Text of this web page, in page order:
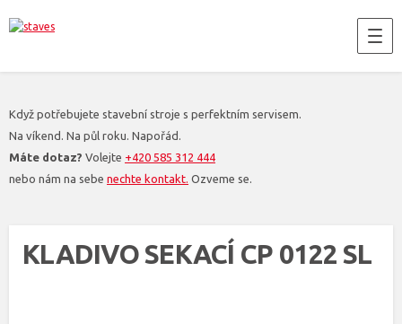
Když potřebujete stavební stroje s perfektním servisem.
Na víkend. Na půl roku. Napořád.
Máte dotaz? Volejte +420 585 312 444
nebo nám na sebe nechte kontakt. Ozveme se.
KLADIVO SEKACÍ CP 0122 SL